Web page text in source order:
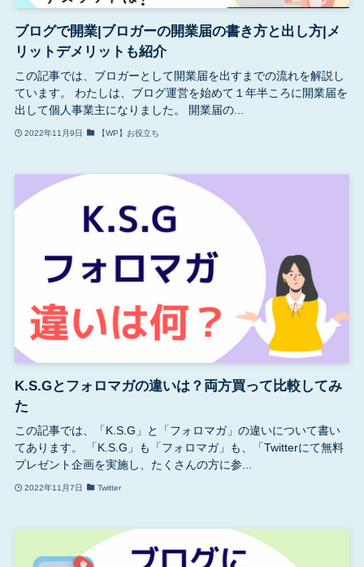
ブログで開業|ブロガーの開業届の書き方と出し方|メ
リットデメリットも紹介
この記事では、ブロガーとして開業届を出すまでの流れを解説し
ています。 わたしは、ブログ運営を始めて１年半ころに開業届を
出して個人事業主になりました。 開業届の...
2022年11月9日 【WP】お役立ち
K.S.Gとフォロマガの違いは？両方買って比較してみ
た
この記事では、「K.S.G」と「フォロマガ」の違いについて書い
てあります。 「K.S.G」も「フォロマガ」も、「Twitterにて無料
プレゼント企画を実施し、たくさんの方に参...
2022年11月7日 Twitter